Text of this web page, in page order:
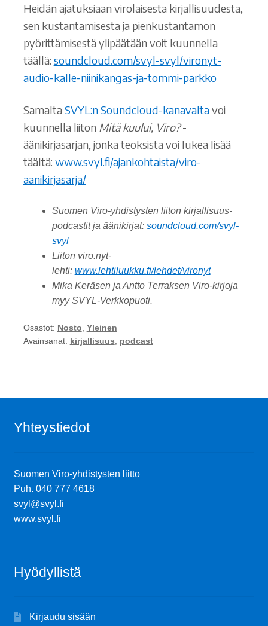
Heidän ajatuksiaan virolaisesta kirjallisuudesta,
sen kustantamisesta ja pienkustantamon
pyörittämisestä ylipäätään voit kuunnella
täällä: soundcloud.com/svyl-svyl/vironyt-
audio-kalle-niinikangas-ja-tommi-parkko
SamaltaSVYL:n Soundcloud-kanavaltavoi
kuunnella liiton Mitä kuului, Viro?-
äänikirjasarjan, jonka teoksista voi lukea lisää
täältä: www.svyl.fi/ajankohtaista/viro-
aanikirjasarja/
Suomen Viro-yhdistysten liiton kirjallisuus-
podcastit ja äänikirjat: soundcloud.com/svyl-
svyl
Liiton viro.nyt-
lehti: www.lehtiluukku.fi/lehdet/vironyt
Mika Keräsen ja Antto Terraksen Viro-kirjoja
myy SVYL-Verkkopuoti.
Osastot: Nosto, Yleinen
Avainsanat: kirjallisuus, podcast
Yhteystiedot
Suomen Viro-yhdistysten liitto
Puh. 040 777 4618
svyl@svyl.fi
www.svyl.fi
Hyödyllistä
Kirjaudu sisään